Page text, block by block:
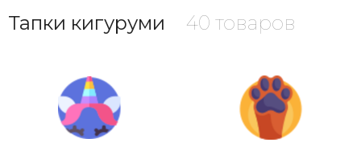
Тапки кигуруми 40 товаров